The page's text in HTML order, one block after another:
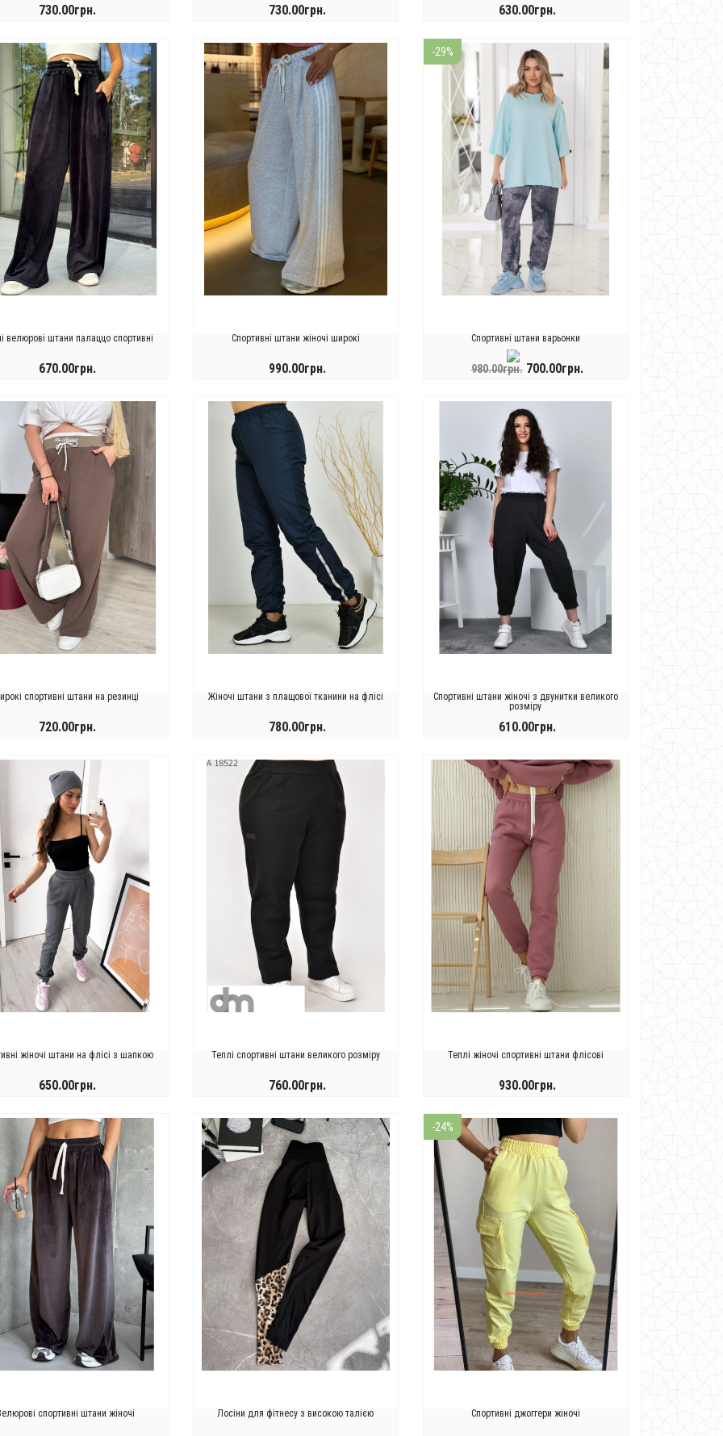
730.00грн.
КУПИТИ
730.00грн.
КУПИТИ
630.00грн.
КУПИТИ
велюрові штани палаццо спортивні
670.00грн.
КУПИТИ
Спортивні штани жіночі широкі
990.00грн.
КУПИТИ
-29%
Спортивні штани варьонки
980.00грн. 700.00грн.
КУПИТИ
спортивні штани на резинці
720.00грн.
КУПИТИ
Жіночі штани з плащової тканини на флісі
780.00грн.
КУПИТИ
Спортивні штани жіночі з двунитки великого
розміру
610.00грн.
КУПИТИ
жіночі штани на флісі з шапкою
650.00грн.
КУПИТИ
Теплі спортивні штани великого розміру
760.00грн.
КУПИТИ
Теплі жіночі спортивні штани флісові
930.00грн.
КУПИТИ
спортивні штани жіночі Лосіни для фітнесу з високою талією
-24%
Спортивні джоггери жіночі